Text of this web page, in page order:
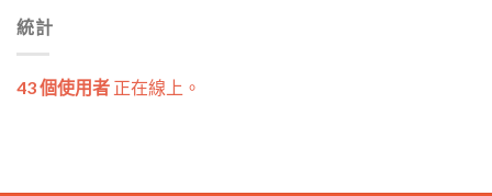
統計
43 個使用者 正在線上。